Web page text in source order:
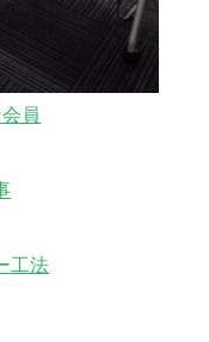
員
工法